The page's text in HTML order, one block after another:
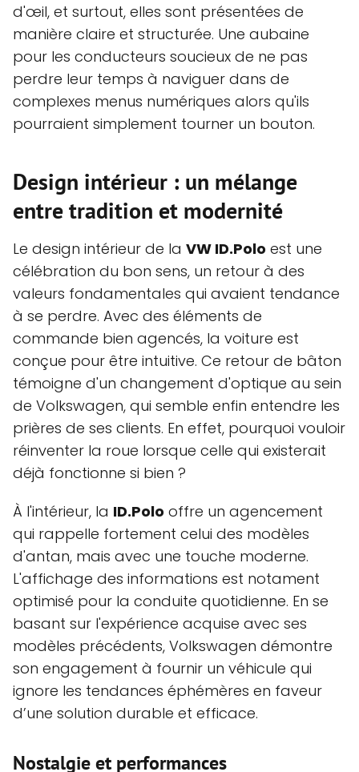
d'œil, et surtout, elles sont présentées de
manière claire et structurée. Une aubaine
pour les conducteurs soucieux de ne pas
perdre leur temps à naviguer dans de
complexes menus numériques alors qu'ils
pourraient simplement tourner un bouton.
Design intérieur : un mélange
entre tradition et modernité
Le design intérieur de la VW ID.Polo est une
célébration du bon sens, un retour à des
valeurs fondamentales qui avaient tendance
à se perdre. Avec des éléments de
commande bien agencés, la voiture est
conçue pour être intuitive. Ce retour de bâton
témoigne d'un changement d'optique au sein
de Volkswagen, qui semble enfin entendre les
prières de ses clients. En effet, pourquoi vouloir
réinventer la roue lorsque celle qui existerait
déjà fonctionne si bien ?
À l'intérieur, la ID.Polo offre un agencement
qui rappelle fortement celui des modèles
d'antan, mais avec une touche moderne.
L'affichage des informations est notament
optimisé pour la conduite quotidienne. En se
basant sur l'expérience acquise avec ses
modèles précédents, Volkswagen démontre
son engagement à fournir un véhicule qui
ignore les tendances éphémères en faveur
d’une solution durable et efficace.
Nostalgie et performances